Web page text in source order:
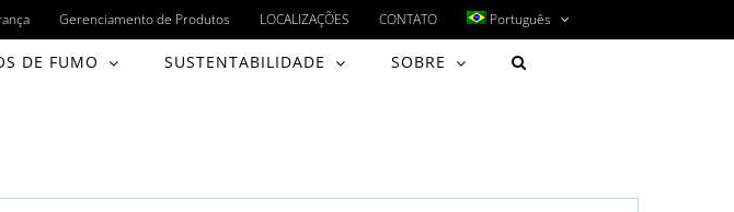
Gerenciamento de Produtos LOCALIZAÇÕES CONTATO Português
DE FUMO SUSTENTABILIDADE SOBRE